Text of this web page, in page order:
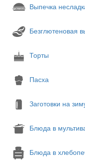
Выпечка
Безглютеновая
Торты
Пасха
Заготовки на
Блюда в
Блюда в